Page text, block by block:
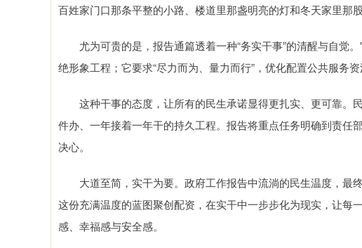
百姓家门口那条平整的小路、楼道里那盏明亮的灯和冬天家里那股
尤为可贵的是，报告通篇透着一种“务实干事”的清醒与自觉。
绝形象工程；它要求“尽力而为、量力而行”，优化配置公共服务资
这种干事的态度，让所有的民生承诺显得更扎实、更可靠。
件办、一年接着一年干的持久工程。报告将重点任务明确到责任
决心。
大道至简，实干为要。政府工作报告中流淌的民生温度，最
这份充满温度的蓝图聚创配资，在实干中一步步化为现实，让每
感、幸福感与安全感。